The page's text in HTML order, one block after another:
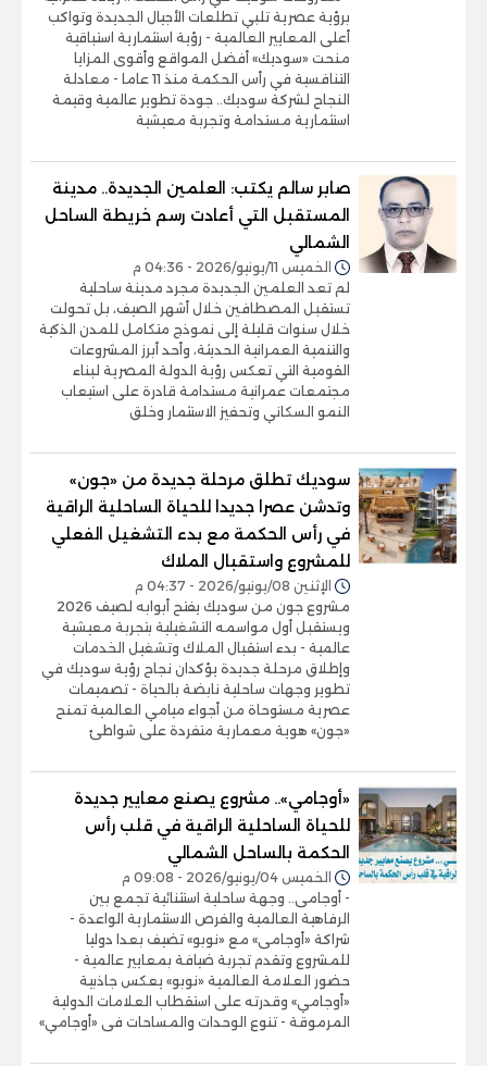
برؤية عصرية تلبي تطلعات الأجيال الجديدة وتواكب
أعلى المعايير العالمية - رؤية استثمارية استباقية
منحت «سوديك» أفضل المواقع وأقوى المزايا
التنافسية في رأس الحكمة منذ 11 عاما - معادلة
النجاح لشركة سوديك.. جودة تطوير عالمية وقيمة
استثمارية مستدامة وتجربة معيشية
صابر سالم يكتب: العلمين الجديدة.. مدينة
المستقبل التي أعادت رسم خريطة الساحل
الشمالي
الخميس 11/يونيو/2026 - 04:36 م
لم تعد العلمين الجديدة مجرد مدينة ساحلية
تستقبل المصطافين خلال أشهر الصيف، بل تحولت
خلال سنوات قليلة إلى نموذج متكامل للمدن الذكية
والتنمية العمرانية الحديثة، وأحد أبرز المشروعات
القومية التي تعكس رؤية الدولة المصرية لبناء
مجتمعات عمرانية مستدامة قادرة على استيعاب
النمو السكاني وتحفيز الاستثمار وخلق
سوديك تطلق مرحلة جديدة من «جون»
وتدشن عصرا جديدا للحياة الساحلية الراقية
في رأس الحكمة مع بدء التشغيل الفعلي
للمشروع واستقبال الملاك
الإثنين 08/يونيو/2026 - 04:37 م
مشروع جون من سوديك يفتح أبوابه لصيف 2026
ويستقبل أول مواسمه التشغيلية بتجربة معيشية
عالمية - بدء استقبال الملاك وتشغيل الخدمات
وإطلاق مرحلة جديدة يؤكدان نجاح رؤية سوديك في
تطوير وجهات ساحلية نابضة بالحياة - تصميمات
عصرية مستوحاة من أجواء ميامي العالمية تمنح
«جون» هوية معمارية متفردة على شواطئ
«أوجامي».. مشروع يصنع معايير جديدة
للحياة الساحلية الراقية في قلب رأس
الحكمة بالساحل الشمالي
الخميس 04/يونيو/2026 - 09:08 م
- أوجامى.. وجهة ساحلية استثنائية تجمع بين
الرفاهية العالمية والفرص الاستثمارية الواعدة -
شراكة «أوجامى» مع «نوبو» تضيف بعدا دوليا
للمشروع وتقدم تجربة ضيافة بمعايير عالمية -
حضور العلامة العالمية «نوبو» يعكس جاذبية
«أوجامي» وقدرته على استقطاب العلامات الدولية
المرموقة - تنوع الوحدات والمساحات فى «أوجامي»